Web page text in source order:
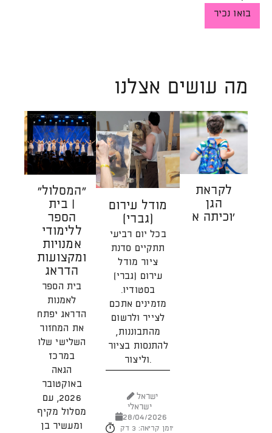
בואו נכיר
שמחבר
בין
מה עושים אצלנו
לקראת
הגן
וכיתה א'
מודל עירום
(גברי)
בכל יום רביעי
תתקיים סדנת
ציור מודל
עירום (גברי)
בסטודיו.
מזמינים אתכם
לצייר ולרשום
מהתבוננות,
להתנסות בציור
וליצור.
ישראל
ישראלי
28/04/2026
זמן קריאה: 3 דק'
״המסלול״
| בית
הספר
ללימודי
אמנויות
ומקצועות
הדראג
בית הספר
לאמנות
הדראג יפתח
את המחזור
השלישי שלו
במרכז
הגאה
באוקטובר
2026, עם
מסלול מקיף
ומעשיר בן